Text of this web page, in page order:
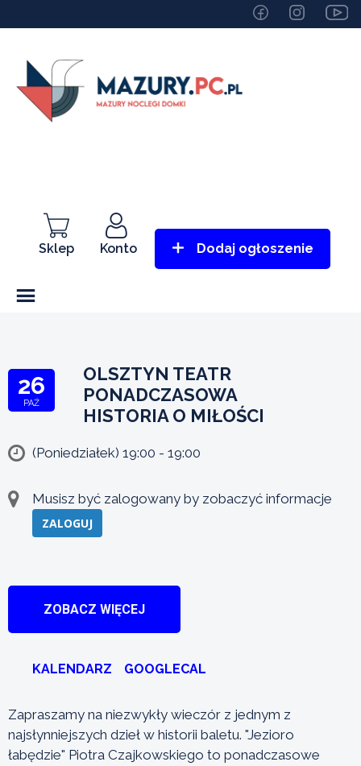
Sklep Konto Dodaj ogłoszenie
26
PAŹ
OLSZTYN TEATR
PONADCZASOWA
HISTORIA O MIŁOŚCI
(Poniedziałek) 19:00 - 19:00
Musisz być zalogowany by zobaczyć informacje
ZALOGUJ
ZOBACZ WIĘCEJ
KALENDARZ GOOGLECAL
Zapraszamy na niezwykły wieczór z jednym z
najsłynniejszych dzieł w historii baletu. "Jezioro
łabędzie" Piotra Czajkowskiego to ponadczasowe